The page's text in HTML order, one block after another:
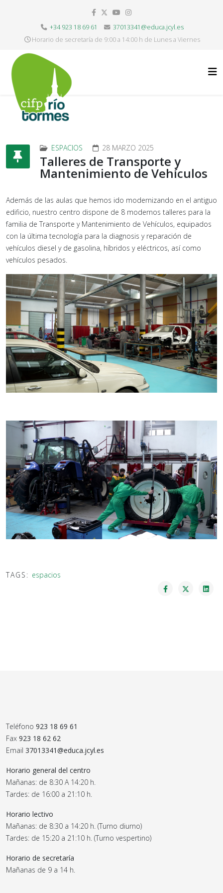
+34 923 18 69 61
37013341@educa.jcyl.es
Horario de secretaría de 9:00 a 14:00 h de Lunes a Viernes
ESPACIOS 28 MARZO 2025
Talleres de Transporte y
Mantenimiento de Vehículos
Además de las aulas que hemos ido modernizando en el antiguo
edificio, nuestro centro dispone de 8 modernos talleres para la
familia de Transporte y Mantenimiento de Vehículos, equipados
con la última tecnología para la diagnosis y reparación de
vehículos diesel y de gasolina, híbridos y eléctricos, así como
vehículos pesados.
TAGS: espacios
Teléfono 923 18 69 61
Fax 923 18 62 62
Email 37013341@educa.jcyl.es
Horario general del centro
Mañanas: de 8:30 A 14:20 h.
Tardes: de 16:00 a 21:10 h.
Horario lectivo
Mañanas: de 8:30 a 14:20 h. (Turno diurno)
Tardes: de 15:20 a 21:10 h. (Turno vespertino)
Horario de secretaría
Mañanas de 9 a 14 h.